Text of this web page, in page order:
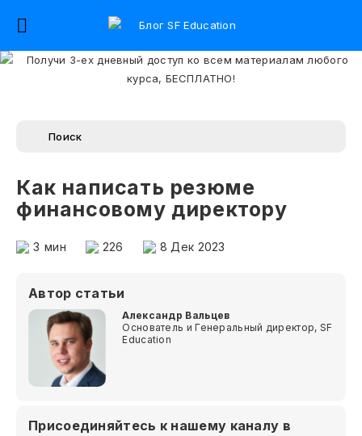
Как написать резюме
финансовому директору
3 мин 226 8 Дек 2023
Автор статьи
Александр Вальцев
Основатель и Генеральный директор, SF
Education
Присоединяйтесь к нашему каналу в